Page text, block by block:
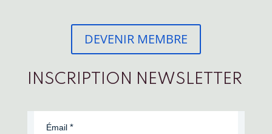
DEVENIR MEMBRE
INSCRIPTION NEWSLETTER
Émail